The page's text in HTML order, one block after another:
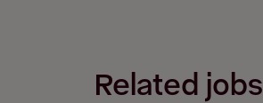
Related jobs